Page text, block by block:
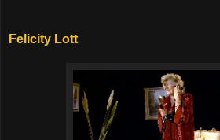
Felicity Lott